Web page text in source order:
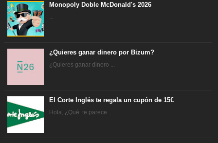
Monopoly Doble McDonald's 2026
...
¿Quieres ganar dinero por Bizum?
¿Quieres ganar dinero ...
El Corte Inglés te regala un cupón de 15€
Hola, ¿Qué te parece ...